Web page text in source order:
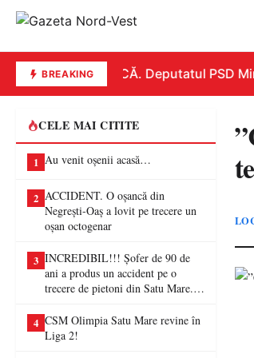
BREAKINGREPLICĂ. Deputatul PSD
CELE MAI CITITE
1 Au venit oșenii acasă…
2 ACCIDENT. O oșancă din
Negrești-Oaș a lovit pe trecere un
oșan octogenar
3 INCREDIBIL!!! Șofer de 90 de
ani a produs un accident pe o
trecere de pietoni din Satu Mare. O
4 CSM Olimpia Satu Mare revine în
Liga 2!